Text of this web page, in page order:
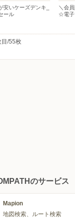
安いケーズデンキ_
ール
＼会
☆電子
/55枚
のサービス
Mapion
地図検索、ルート検索